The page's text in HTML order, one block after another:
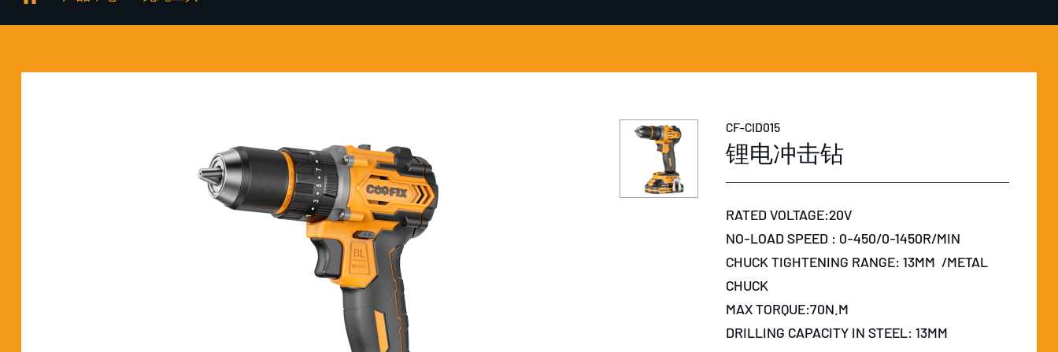
CF-CID015
锂电冲击钻
RATED VOLTAGE:20V
NO-LOAD SPEED : 0-450/0-1450R/MIN
CHUCK TIGHTENING RANGE: 13MM /METAL
CHUCK
MAX TORQUE:70N.M
DRILLING CAPACITY IN STEEL: 13MM